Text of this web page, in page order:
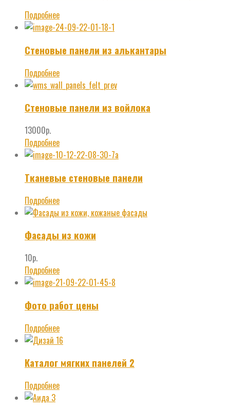
Подробнее
Стеновые панели из алькантары
Подробнее
Стеновые панели из войлока
13000р.
Подробнее
Тканевые стеновые панели
Подробнее
Фасады из кожи
10р.
Подробнее
Фото работ цены
Подробнее
Каталог мягких панелей 2
Подробнее